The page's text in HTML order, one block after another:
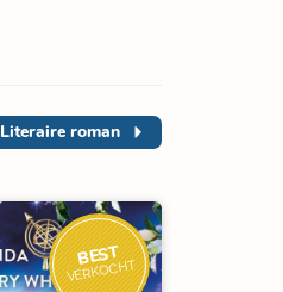
Literaire roman
BEST
VERKOCHT